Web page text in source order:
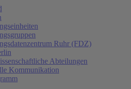
Ruhr (FDZ)
Abteilungen
Kommunikation